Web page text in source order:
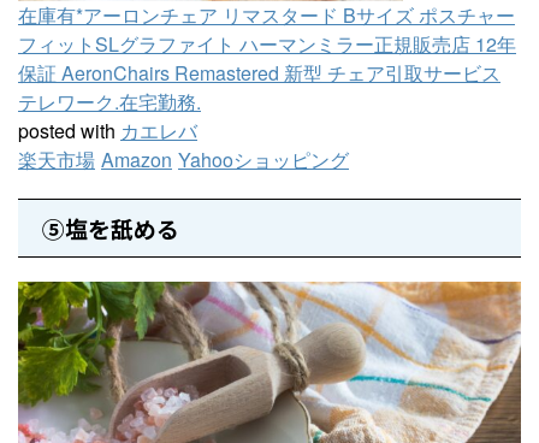
在庫有*アーロンチェア リマスタード Bサイズ ポスチャー
フィットSLグラファイト ハーマンミラー正規販売店 12年
保証 AeronChairs Remastered 新型 チェア引取サービス
テレワーク.在宅勤務.
posted with カエレバ
楽天市場 Amazon Yahooショッピング
⑤塩を舐める